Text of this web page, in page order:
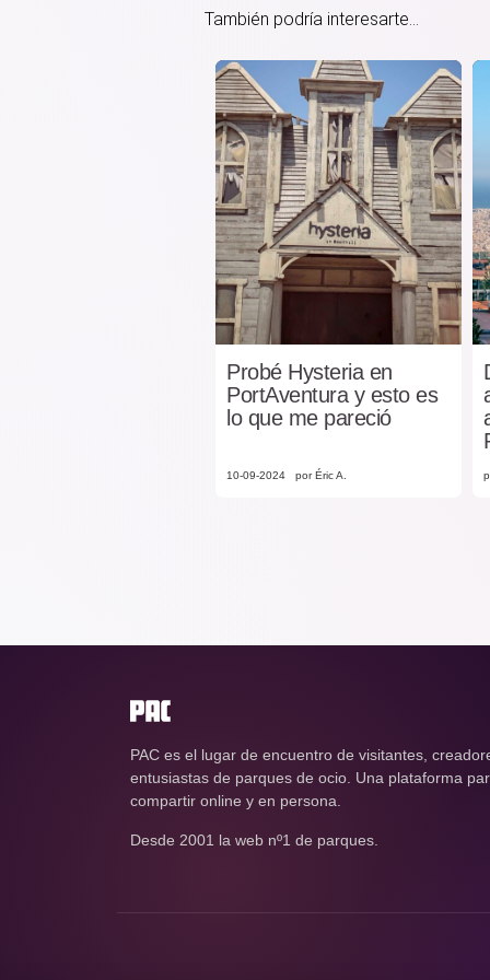
También podría interesarte...
Probé Hysteria en
PortAventura y esto es
lo que me pareció
10-09-2024 por Éric A.
PAC es el lugar de encuentro de visitantes,
entusiastas de parques de ocio. Una plataforma
compartir online y en persona.
Desde 2001 la web nº1 de parques.